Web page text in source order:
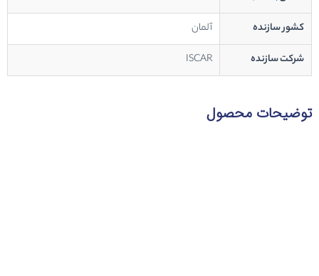
کشور سازنده
آلمان
شرکت سازنده
ISCAR
توضیحات محصول